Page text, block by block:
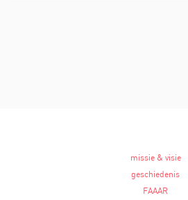
missie & visie
geschiedenis
FAAAR